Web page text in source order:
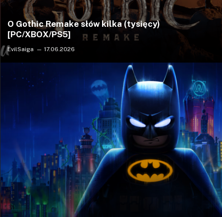
O Gothic Remake słów kilka (tysięcy)
[PC/XBOX/PS5]
EvilSaiga 17.06.2026